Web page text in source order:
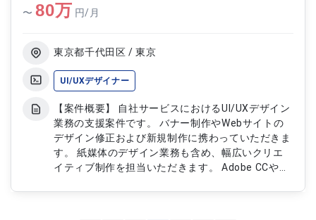
ザー行動分析 ・課題抽出および改善ポイント整理
・UIUX改善施策の検討および提案 ・関係者との調
〜80万 円/月
東京都千代田区 / 東京
UI/UXデザイナー
【案件概要】 自社サービスにおけるUI/UXデザイン
業務の支援案件です。 バナー制作やWebサイトの
デザイン修正および新規制作に携わっていただきま
す。 紙媒体のデザイン業務も含め、幅広いクリエ
イティブ制作を担当いただきます。 Adobe CCや各